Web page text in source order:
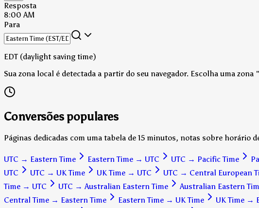
Resposta
8:00 AM
Para
EDT (daylight saving time)
Sua zona local é detectada a partir do seu navegador. Escolha uma
Conversões populares
Páginas dedicadas com uma tabela de 15 minutos, notas sobre horário
UTC → Eastern Time Eastern Time → UTC UTC → Pacific Time
UTC
UTC → UK Time UK Time → UTC UTC → Central European
Time → UTC UTC → Australian Eastern Time Australian Eastern
Central Time → Eastern Time Eastern Time → UK Time UK Time →